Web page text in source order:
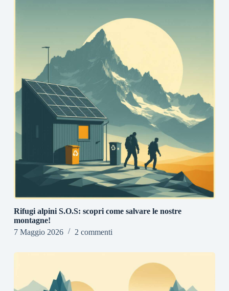
Rifugi alpini S.O.S: scopri come salvare le nostre
montagne!
7 Maggio 2026
2 commenti